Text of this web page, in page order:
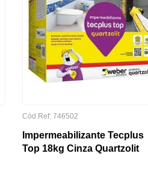
Cód.Ref:746502
Impermeabilizante Tecplus
Top 18kg Cinza Quartzolit